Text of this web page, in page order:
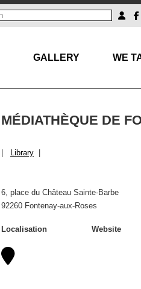
GALLERY WE
MÉDIATHÈQUE DE
Library
6, place du Château Sainte-Barbe
92260 Fontenay-aux-Roses
Localisation Website